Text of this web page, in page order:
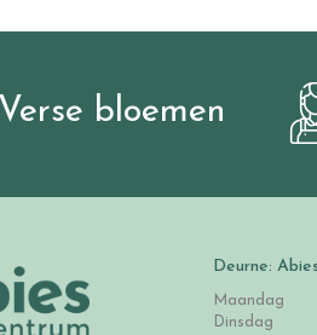
Verse bloemen
Deurne:
Maandag
Dinsdag